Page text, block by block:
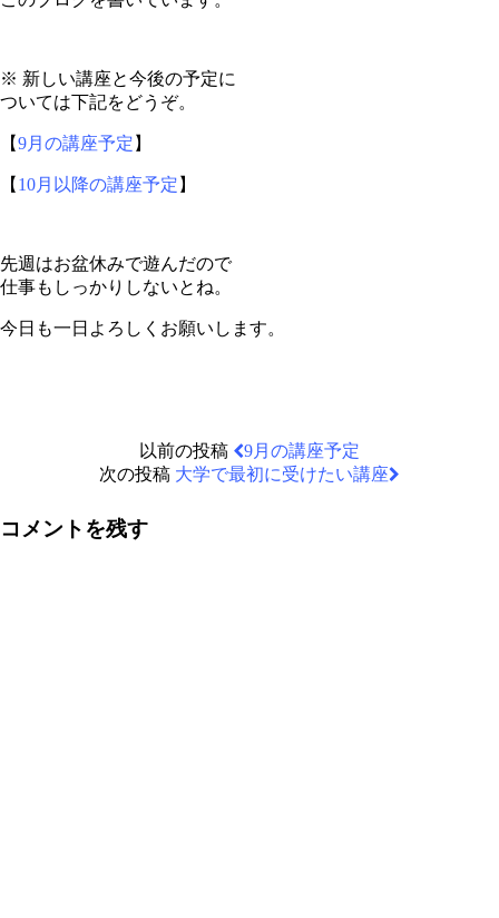
※ 新しい講座と今後の予定に
ついては下記をどうぞ。
【9月の講座予定 】
【 10月以降の講座予定 】
先週はお盆休みで遊んだので
仕事もしっかりしないとね。
今日も一日よろしくお願いします。
以前の投稿
9月の講座予定
次の投稿 大学で最初に受けたい講座
コメントを残す